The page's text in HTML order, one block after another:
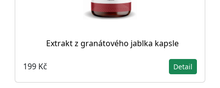
Extrakt z granátového jablka kapsle
199 Kč Detail